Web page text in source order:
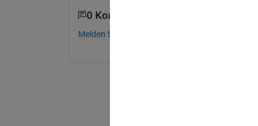
0 Kommentare
Melden Sie sich an, um zu kommentieren.